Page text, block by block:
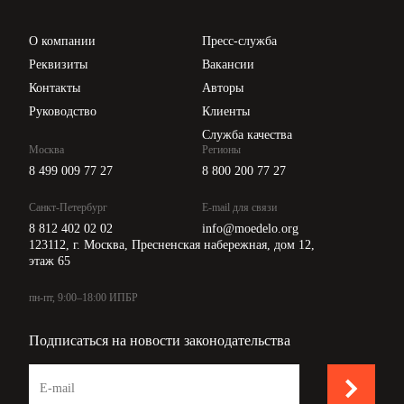
О компании
Реквизиты
Контакты
Руководство
Пресс-служба
Вакансии
Авторы
Клиенты
Служба качества
Москва
8 499 009 77 27
Санкт-Петербург
8 812 402 02 02
Регионы
8 800 200 77 27
E-mail для связи
info@moedelo.org
123112, г. Москва, Пресненская набережная, дом 12,
этаж 65
пн-пт, 9:00–18:00 ИПБР
Подписаться на новости законодательства